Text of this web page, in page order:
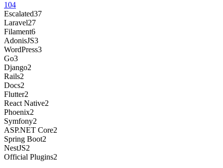
104
Escalated37
Laravel27
Filament6
AdonisJS3
WordPress3
Go3
Django2
Rails2
Docs2
Flutter2
React Native2
Phoenix2
Symfony2
ASP.NET Core2
Spring Boot2
NestJS2
Official Plugins2